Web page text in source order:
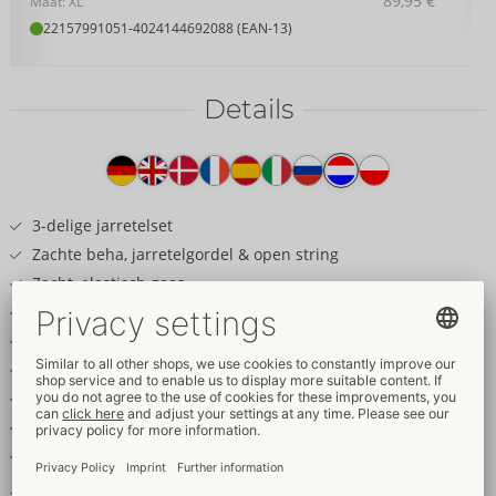
22157991051-4024144692088 (EAN-13)
Details
Producttekst
3-delige jarretelset
Zachte beha, jarretelgordel & open string
Zacht, elastisch gaas
Roségoudkleurige juwelendetails
Verwijderbare kettingen van mesh cups
Afneembare jarretelgordelketting sieraden
Uitnodigende kruisloze string
Afneembare kruis ketting